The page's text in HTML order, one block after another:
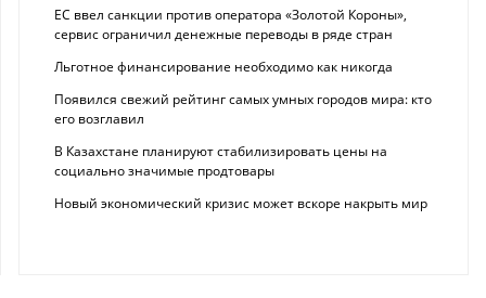
ЕС ввел санкции против оператора «Золотой Короны»,
сервис ограничил денежные переводы в ряде стран
Льготное финансирование необходимо как никогда
Появился свежий рейтинг самых умных городов мира: кто
его возглавил
В Казахстане планируют стабилизировать цены на
социально значимые продтовары
Новый экономический кризис может вскоре накрыть мир